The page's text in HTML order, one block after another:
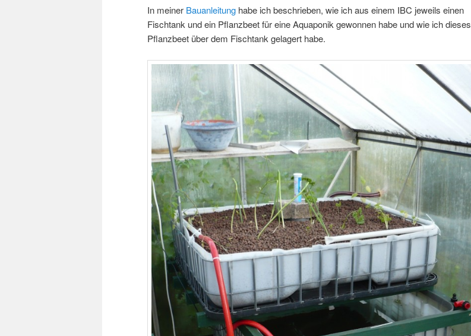
In meiner Bauanleitung habe ich beschrieben, wie ich aus einem IBC jeweils einen
Fischtank und ein Pflanzbeet für eine Aquaponik gewonnen habe und wie ich dieses
Pflanzbeet über dem Fischtank gelagert habe.